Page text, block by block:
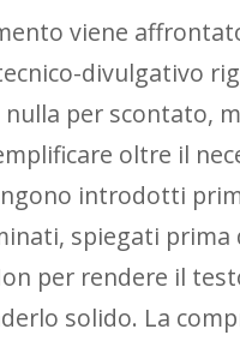
viene
divulgativo
nulla per scontato,
oltre il
introdotti
spiegati prima
per rendere il
solido. La